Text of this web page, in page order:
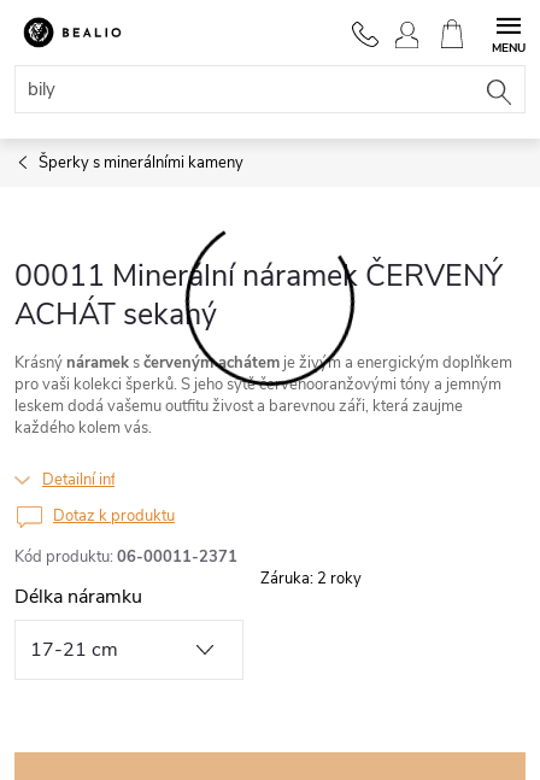
Přejít
obsah
NÁKUPNÍ
KOŠÍK
Šperky s minerálními kameny
00011 Minerální náramek ČERVENÝ
ACHÁT sekaný
Kód produktu: 06-00011-2371
Krásnýnárameksčerveným achátem je živým a energickým doplňkem
pro vaši kolekci šperků. S jeho sytě červenooranžovými tóny a jemným
leskem dodá vašemu outfitu živost a barevnou záři, která zaujme
každého kolem vás.
Detailní informace
Délka náramku
Dotaz k produktu
Záruka: 2 roky